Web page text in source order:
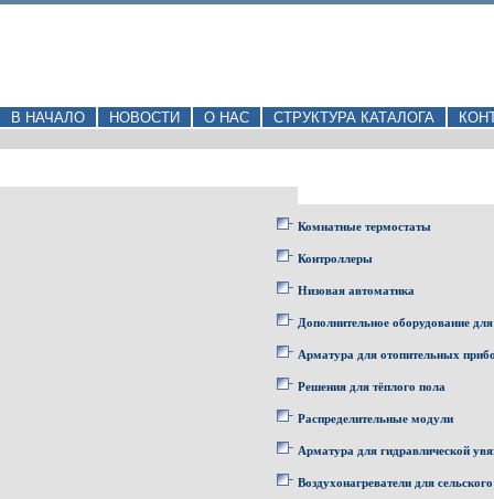
В НАЧАЛО НОВОСТИ О НАС СТРУКТУРА КАТАЛОГА
Комнатные термостаты
Контроллеры
Низовая автоматика
Дополнительное оборудование
Арматура для отопительных
Решения для тёплого пола
Распределительные модули
Арматура для гидравлической
Воздухонагреватели для